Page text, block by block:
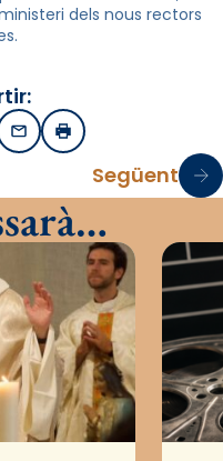
dels nous rectors
EmailImprimir
Següent